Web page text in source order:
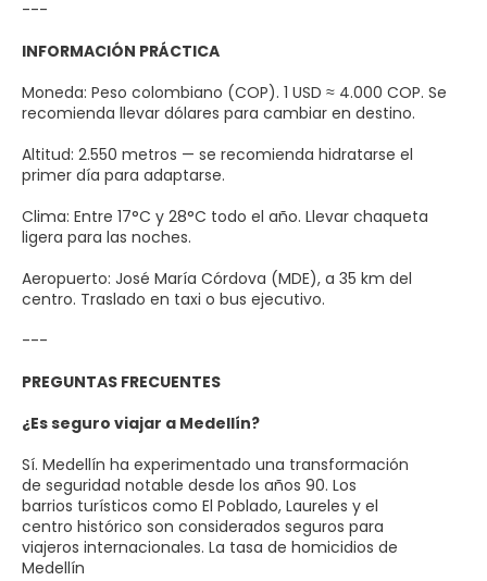
---
INFORMACIÓN PRÁCTICA
Moneda: Peso colombiano (COP). 1 USD ≈ 4.000 COP. Se
recomienda llevar dólares para cambiar en destino.
Altitud: 2.550 metros — se recomienda hidratarse el
primer día para adaptarse.
Clima: Entre 17°C y 28°C todo el año. Llevar chaqueta
ligera para las noches.
Aeropuerto: José María Córdova (MDE), a 35 km del
centro. Traslado en taxi o bus ejecutivo.
---
PREGUNTAS FRECUENTES
¿Es seguro viajar a Medellín?
Sí. Medellín ha experimentado una transformación
de seguridad notable desde los años 90. Los
barrios turísticos como El Poblado, Laureles y el
centro histórico son considerados seguros para
viajeros internacionales. La tasa de homicidios de
Medellín